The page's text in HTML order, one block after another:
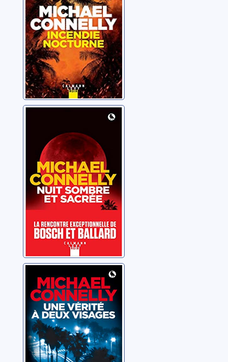
Nuit sombre et
Connelly, Michael
Une vérité à
deux visages
Connelly, Michael